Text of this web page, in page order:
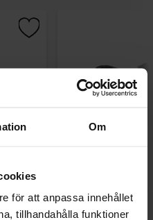
Om
för att anpassa innehållet
tillhandahålla funktioner
Aroma